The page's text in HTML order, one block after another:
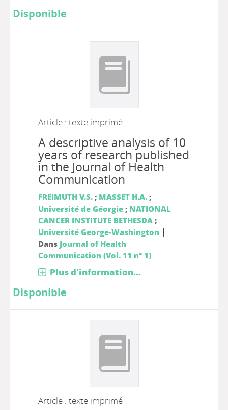
Disponible
Article : texte imprimé
A descriptive analysis of 10
years of research published
in the Journal of Health
Communication
FREIMUTH V.S.; MASSET H.A.;
Université de Géorgie; NATIONAL
CANCER INSTITUTE BETHESDA;
Université George-Washington |
Dans Journal of Health
Communication (Vol. 11 n° 1)
Plus d'information...
Disponible
Article : texte imprimé